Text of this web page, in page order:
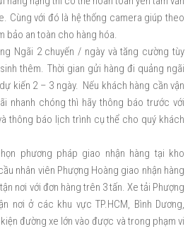
Cùng với đó là hệ thống camera giúp theo
bảo an toàn cho hàng hóa.
Ngãi 2 chuyến / ngày và tăng cường tùy
thêm. Thời gian gửi hàng đi quảng ngãi
kiến 2 – 3 ngày. Nếu khách hàng cần vận
nhanh chóng thì hãy thông báo trước với
thông báo lịch trình cụ thể cho quý khách
phương pháp giao nhận hàng tại kho
nhân viên Phượng Hoàng giao nhận hàng
nơi với đơn hàng trên 3 tấn. Xe tải Phượng
nơi ở các khu vực TP.HCM, Bình Dương,
đường xe lớn vào được và trong phạm vi